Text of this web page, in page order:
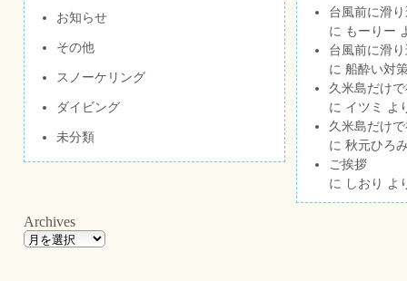
お知らせ
その他
スノーケリング
ダイビング
未分類
台風前に滑
に もーりー
台風前に滑
に 船酔い対
久米島だけ
に イツミ
よ
久米島だけ
に 秋元ひろ
ご挨拶
に しおり よ
Archives